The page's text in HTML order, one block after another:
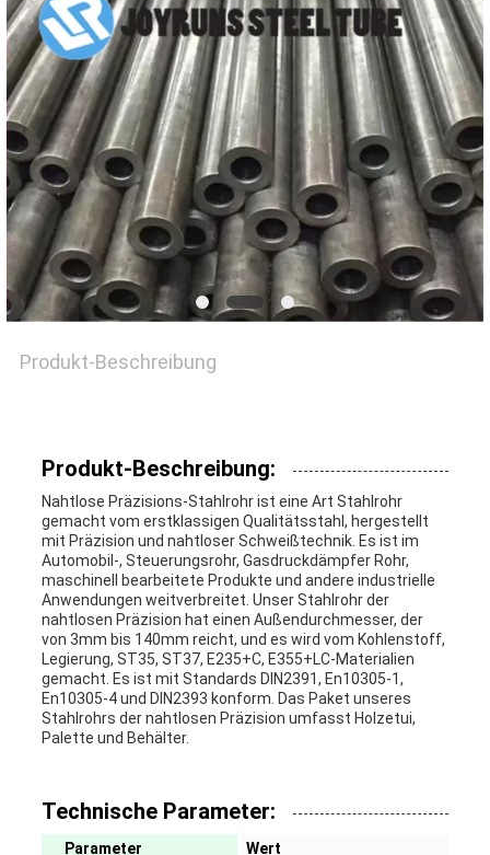
VERBINDUNG
FORDERN
SIE
EIN
ZITAT
SEITENVERZEICHNIS
BESTIMMUNGEN
Produkt-Beschreibung
Produkt-Beschreibung:
Nahtlose Präzisions-Stahlrohr ist eine Art Stahlrohr
gemacht vom erstklassigen Qualitätsstahl, hergestellt
mit Präzision und nahtloser Schweißtechnik. Es ist im
Automobil-, Steuerungsrohr, Gasdruckdämpfer Rohr,
maschinell bearbeitete Produkte und andere industrielle
Anwendungen weitverbreitet. Unser Stahlrohr der
nahtlosen Präzision hat einen Außendurchmesser, der
von 3mm bis 140mm reicht, und es wird vom Kohlenstoff,
Legierung, ST35, ST37, E235+C, E355+LC-Materialien
gemacht. Es ist mit Standards DIN2391, En10305-1,
En10305-4 und DIN2393 konform. Das Paket unseres
Stahlrohrs der nahtlosen Präzision umfasst Holzetui,
Palette und Behälter.
Technische Parameter:
Parameter
Wert